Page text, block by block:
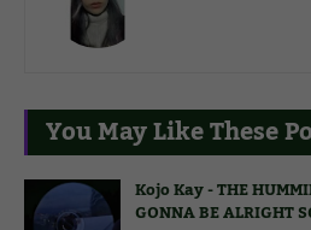
You May Like These
Kojo Kay - THE
GONNA BE ALRIGHT